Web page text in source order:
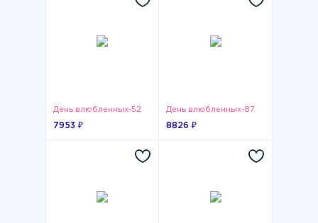
День влюбленных-52
7953 ₽
День влюбленных-87
8826 ₽